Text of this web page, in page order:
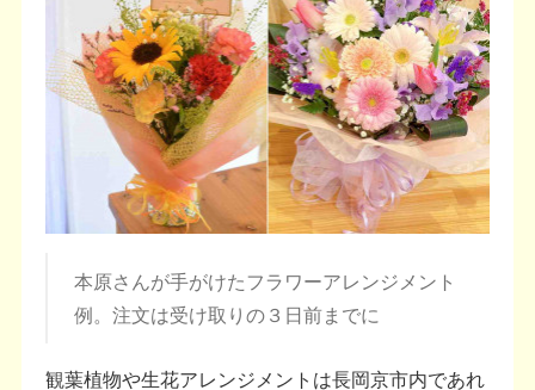
本原さんが手がけたフラワーアレンジメント
例。注文は受け取りの３日前までに
観葉植物や生花アレンジメントは長岡京市内であれ